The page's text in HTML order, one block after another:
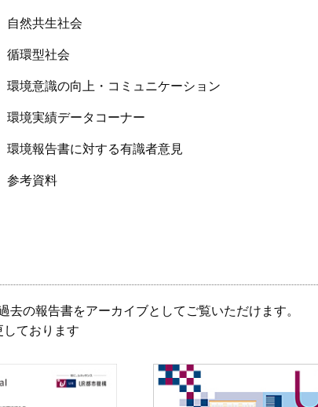
自然共生社会
循環型社会
環境意識の向上・コミュニケーション
環境実績データコーナー
環境報告書に対する有識者意見
参考資料
の報告書をアーカイブとしてご覧いただけます。
ております